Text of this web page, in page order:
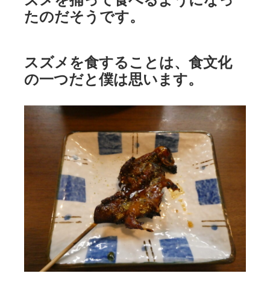
たのだそうです。
スズメを食することは、食文化
の一つだと僕は思います。